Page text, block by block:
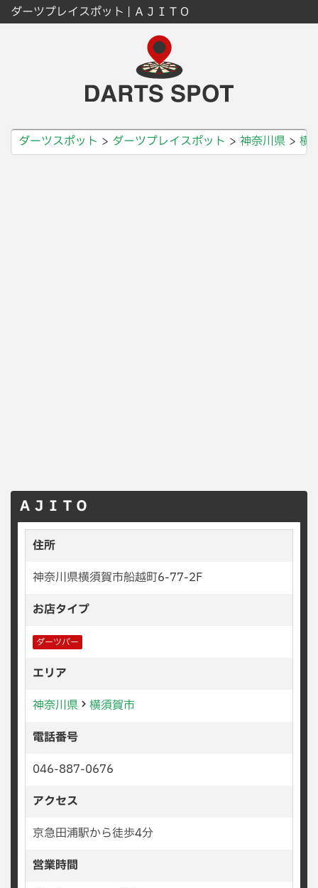
ダーツプレイスポット | ＡＪＩＴＯ
ダーツスポット ダーツプレイスポット 神奈川県 横
ＡＪＩＴＯ
住所
神奈川県横須賀市船越町6-77-2F
お店タイプ
ダーツバー
エリア
神奈川県
横須賀市
電話番号
046-887-0676
アクセス
京急田浦駅から徒歩4分
営業時間